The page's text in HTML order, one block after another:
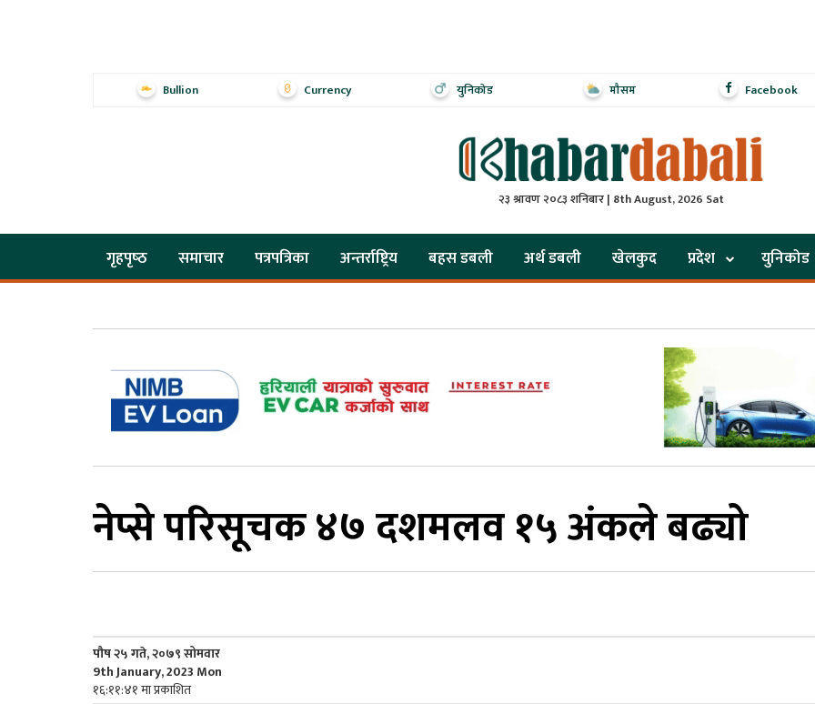
Bullion Currency युनिकोड मौसम Facebook
२३ श्रावण २०८३ शनिबार | 8th August, 2026 Sat
गृहपृष्‍ठ समाचार पत्रपत्रिका अन्तर्राष्ट्रिय बहस डबली अर्थ डबली खेलकुद प्रदेश युनिकोड
नेप्से परिसूचक ४७ दशमलव १५ अंकले बढ्यो
पौष २५ गते, २०७९ सोमवार
9th January, 2023 Mon
१६:११:४१ मा प्रकाशित